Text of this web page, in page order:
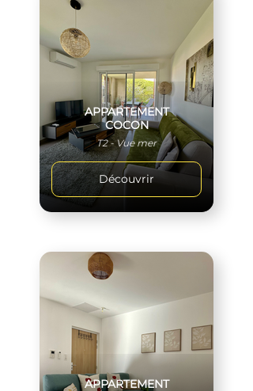
APPARTEMENT
COCON
T2 - Vue mer
Découvrir
APPARTEMENT